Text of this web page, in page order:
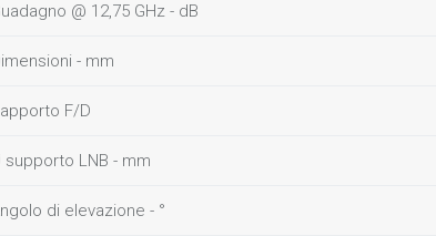
@ 12,75 GHz - dB
- mm
F/D
supporto LNB - mm
di elevazione - °